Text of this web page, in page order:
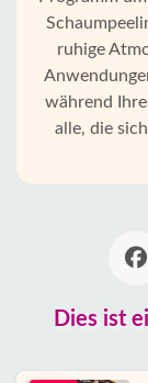
ruhige
während
alle, die
Dies ist